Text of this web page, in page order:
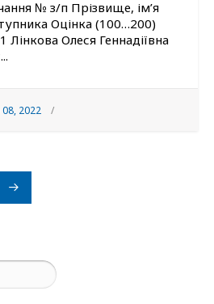
№ з/п Прізвище, ім’я
Оцінка (100…200)
Олеся Геннадіївна
2022